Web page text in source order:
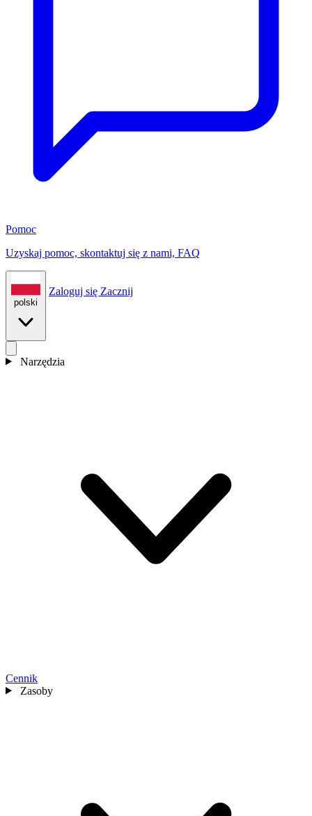
Pomoc
Uzyskaj pomoc, skontaktuj się z nami, FAQ
polski
Zaloguj się Zacznij
Narzędzia
Cennik
Zasoby